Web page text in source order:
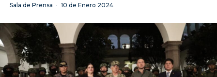
Sala de Prensa · 10 de Enero 2024